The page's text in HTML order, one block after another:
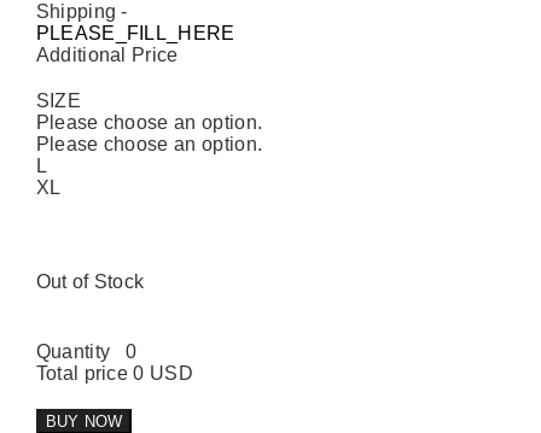
Shipping-
PLEASE_FILL_HERE
Additional Price
SIZE
Please choose an option.
Please choose an option.
L
XL
Out of Stock
Quantity
0
Total price 0 USD
BUY NOW